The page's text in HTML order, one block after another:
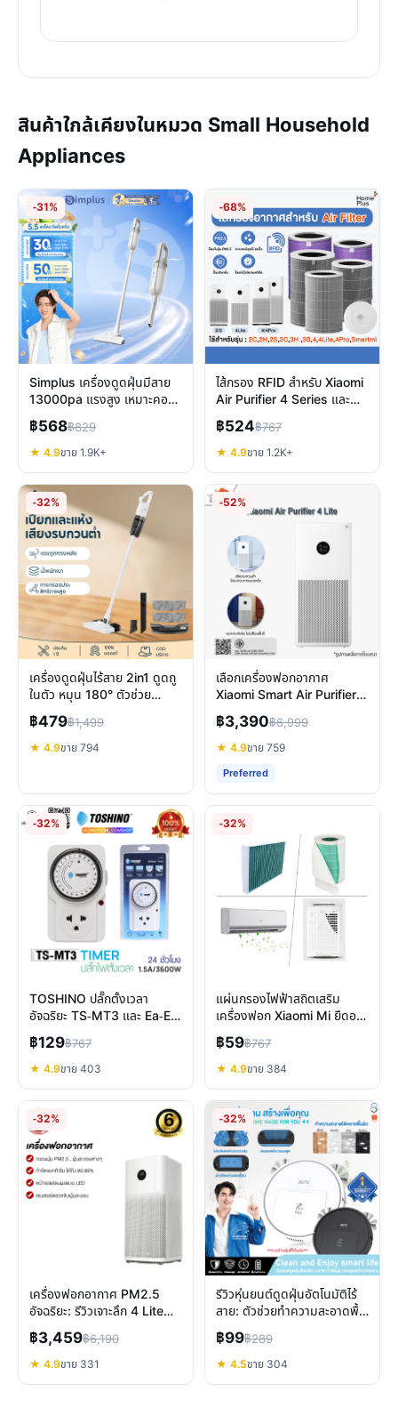
สินค้าใกล้เคียงในหมวด Small Household
Appliances
-31%
Simplus เครื่องดูดฝุ่นมีสาย
13000pa แรงสูง เหมาะคอน
โด/อพาร์ทเมนท์
฿568฿829
★ 4.9ขาย 1.9K+
-68%
ไส้กรอง RFID สำหรับ Xiaomi
Air Purifier 4 Series และ
2S/3H ประสิทธิภาพสูง อากาศ
สะอาด
฿524฿767
★ 4.9ขาย 1.2K+
-32%
เครื่องดูดฝุ่นไร้สาย 2in1 ดูดถู
ในตัว หมุน 180° ตัวช่วย
ทำความสะอาดบ้านครบวงจร
฿479฿1,499
★ 4.9ขาย 794
-52%
เลือกเครื่องฟอกอากาศ
Xiaomi Smart Air Purifier 4
Lite 4 Pro 5S รุ่นไหนดี
฿3,390฿6,999
★ 4.9ขาย 759
Preferred
-32%
TOSHINO ปลั๊กตั้งเวลา
อัจฉริยะ TS-MT3 และ Ea-Es
ควบคุมไฟง่าย ประหยัด
พลังงาน
฿129฿767
★ 4.9ขาย 403
-32%
แผ่นกรองไฟฟ้าสถิตเสริม
เครื่องฟอก Xiaomi Mi ยืดอายุ
HEPA กรองฝุ่น PM2.5
฿59฿767
★ 4.9ขาย 384
-32%
เครื่องฟอกอากาศ PM2.5
อัจฉริยะ: รีวิวเจาะลึก 4 Lite
และ 4 Pro พร้อมวิธีเลือก
฿3,459฿6,190
★ 4.9ขาย 331
-32%
รีวิวหุ่นยนต์ดูดฝุ่นอัตโนมัติไร้
สาย: ตัวช่วยทำความสะอาดพื้น
เรียบราคาประหยัด
฿99฿289
★ 4.5ขาย 304